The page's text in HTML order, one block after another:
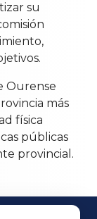
su
Ourense
más
física
públicas
provincial.